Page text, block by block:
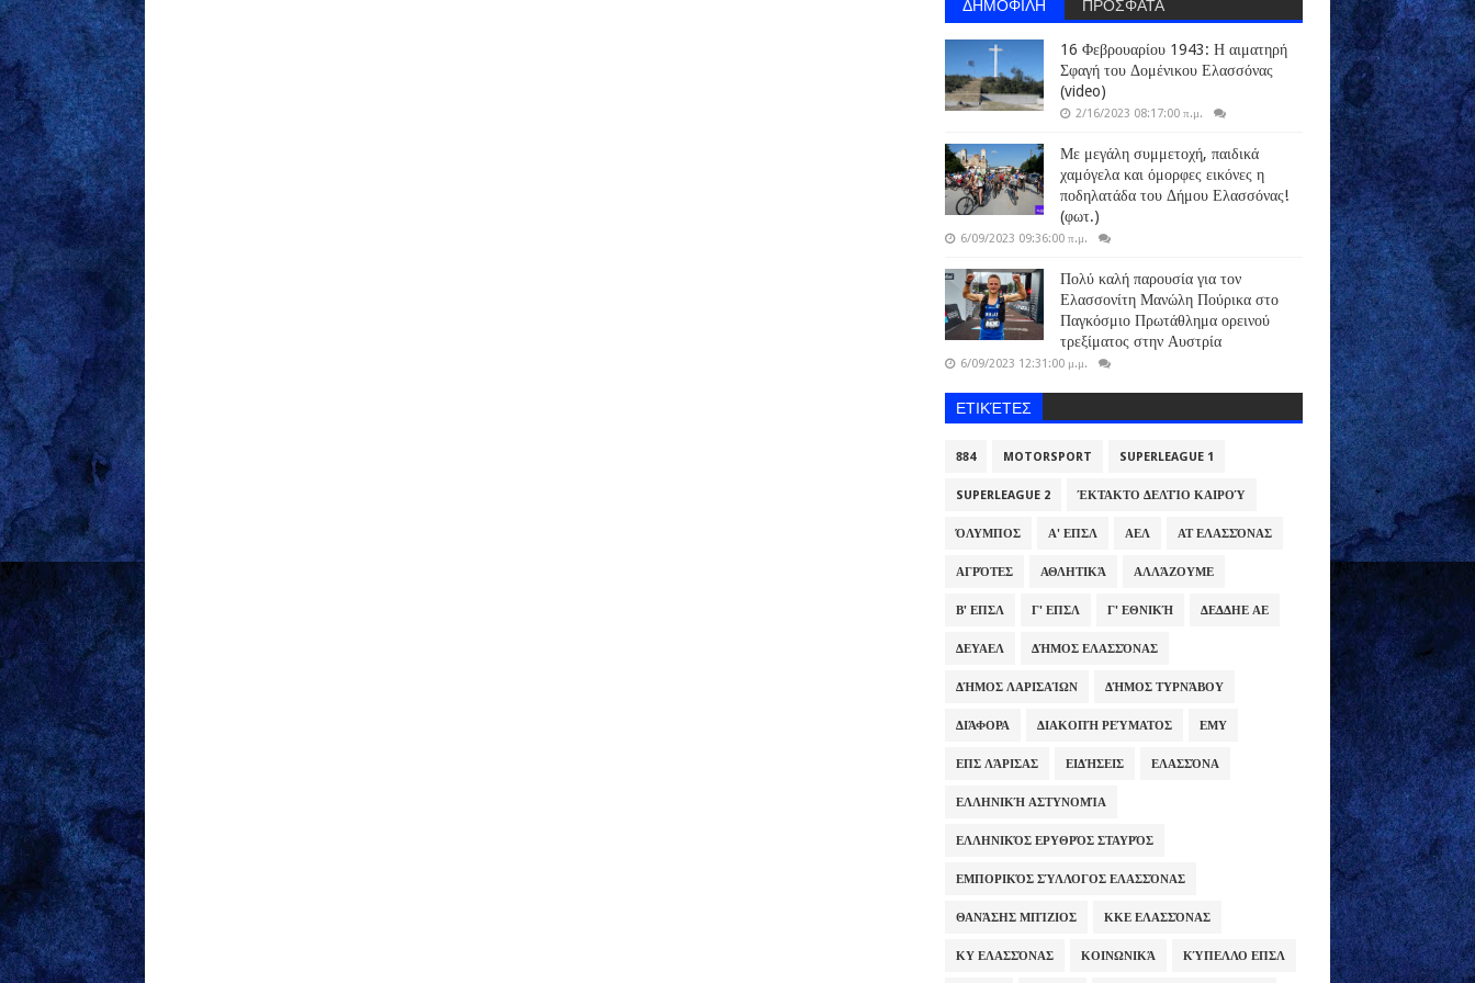
16 Φεβρουαρίου 1943: Η αιματηρή
Σφαγή του Δομένικου Ελασσόνας
(video)
2/16/2023 08:17:00 π.μ.
Με μεγάλη συμμετοχή, παιδικά
χαμόγελα και όμορφες εικόνες η
ποδηλατάδα του Δήμου Ελασσόνας!
(φωτ.)
6/09/2023 09:36:00 π.μ.
Πολύ καλή παρουσία για τον
Ελασσονίτη Μανώλη Πούρικα στο
Παγκόσμιο Πρωτάθλημα ορεινού
τρεξίματος στην Αυστρία
6/09/2023 12:31:00 μ.μ.
ΕΤΙΚΈΤΕΣ
884 MOTORSPORT SUPERLEAGUE 1
SUPERLEAGUE 2 ΈΚΤΑΚΤΟ ΔΕΛΤΊΟ ΚΑΙΡΟΎ
ΌΛΥΜΠΟΣ Α' ΕΠΣΛ ΑΕΛ ΑΤ ΕΛΑΣΣΌΝΑΣ
ΑΓΡΌΤΕΣ ΑΘΛΗΤΙΚΆ ΑΛΛΆΖΟΥΜΕ
Β' ΕΠΣΛ Γ' ΕΠΣΛ Γ' ΕΘΝΙΚΉ ΔΕΔΔΗΕ ΑΕ
ΔΕΥΑΕΛ ΔΉΜΟΣ ΕΛΑΣΣΌΝΑΣ
ΔΉΜΟΣ ΛΑΡΙΣΑΊΩΝ ΔΉΜΟΣ ΤΥΡΝΆΒΟΥ
ΔΙΆΦΟΡΑ ΔΙΑΚΟΠΉ ΡΕΎΜΑΤΟΣ ΕΜΥ
ΕΠΣ ΛΆΡΙΣΑΣ ΕΙΔΉΣΕΙΣ ΕΛΑΣΣΌΝΑ
ΕΛΛΗΝΙΚΉ ΑΣΤΥΝΟΜΊΑ
ΕΛΛΗΝΙΚΌΣ ΕΡΥΘΡΌΣ ΣΤΑΥΡΌΣ
ΕΜΠΟΡΙΚΌΣ ΣΎΛΛΟΓΟΣ ΕΛΑΣΣΌΝΑΣ
ΘΑΝΆΣΗΣ ΜΠΊΖΙΟΣ ΚΚΕ ΕΛΑΣΣΌΝΑΣ
ΚΥ ΕΛΑΣΣΌΝΑΣ ΚΟΙΝΩΝΙΚΆ ΚΎΠΕΛΛΟ ΕΠΣΛ